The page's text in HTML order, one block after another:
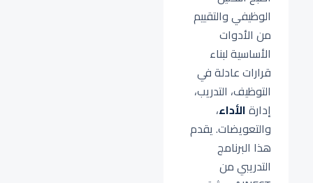
الوظيفي والتقييم
من الأدوات
الأساسية لبناء
قرارات عادلة في
التوظيف، التدريب،
إدارةالأداء،
والتعويضات. يقدم
هذا البرنامج
التدريبي من